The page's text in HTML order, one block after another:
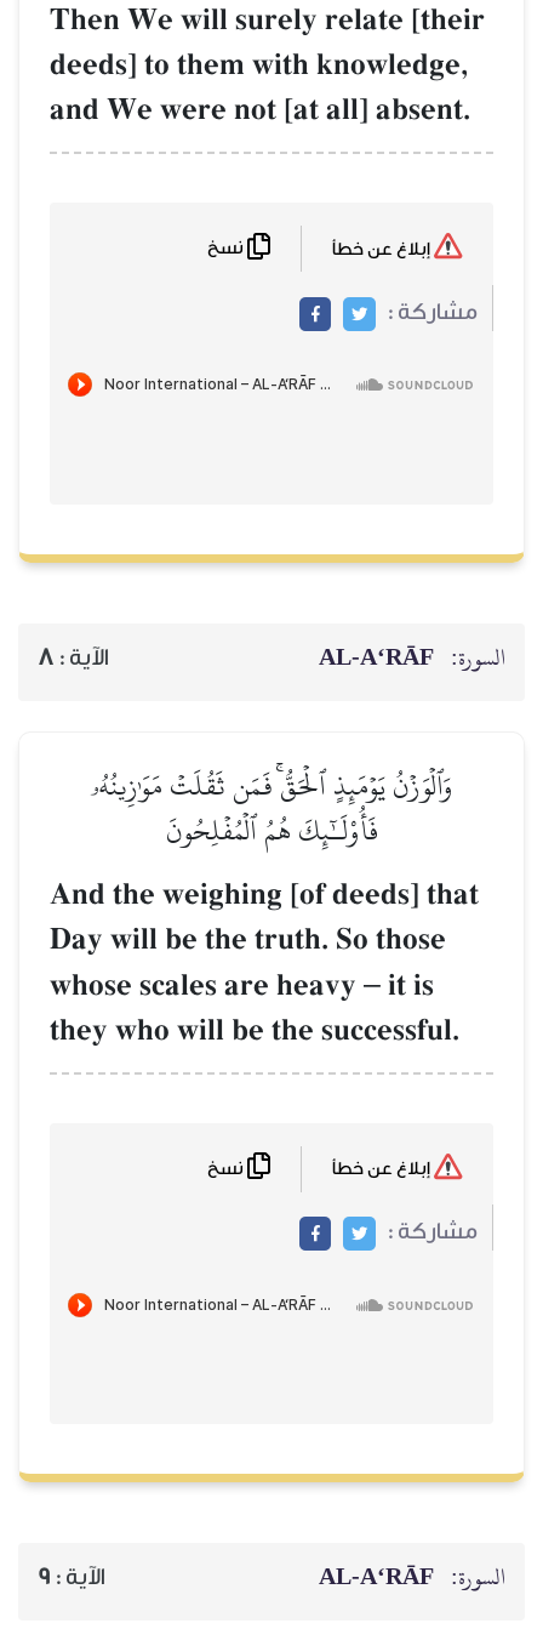
Then We will surely relate [their
deeds] to them with knowledge,
and We were not [at all] absent.
مشاركة :
السورة: AL‑A‘RĀF الآية : 8
وَٱلۡوَزۡنُ يَوۡمَئِذٍ ٱلۡحَقُّۚ فَمَن ثَقُلَتۡ مَوَٰزِينُهُۥ
فَأُوْلَـٰٓئِكَ هُمُ ٱلۡمُفۡلِحُونَ
And the weighing [of deeds] that
Day will be the truth. So those
whose scales are heavy – it is
they who will be the successful.
مشاركة :
السورة: AL‑A‘RĀF الآية : 9